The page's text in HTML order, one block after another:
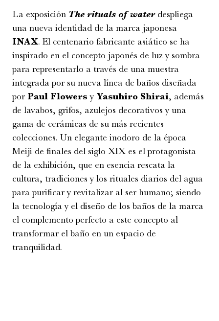
La exposición The rituals of waterdespliega
una nueva identidad de la marca japonesa
INAX. El centenario fabricante asiático se ha
inspirado en el concepto japonés de luz y sombra
para representarlo a través de una muestra
integrada por su nueva línea de baños diseñada
por Paul Flowers y Yasuhiro Shirai, además
de lavabos, grifos, azulejos decorativos y una
gama de cerámicas de su más recientes
colecciones. Un elegante inodoro de la época
Meiji de finales del siglo XIX es el protagonista
de la exhibición, que en esencia rescata la
cultura, tradiciones y los rituales diarios del agua
para purificar y revitalizar al ser humano; siendo
la tecnología y el diseño de los baños de la marca
el complemento perfecto a este concepto al
transformar el baño en un espacio de
tranquilidad.